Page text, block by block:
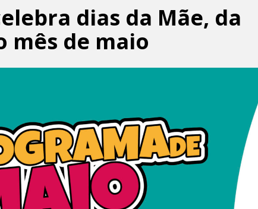
dias da Mãe, da
mês de maio